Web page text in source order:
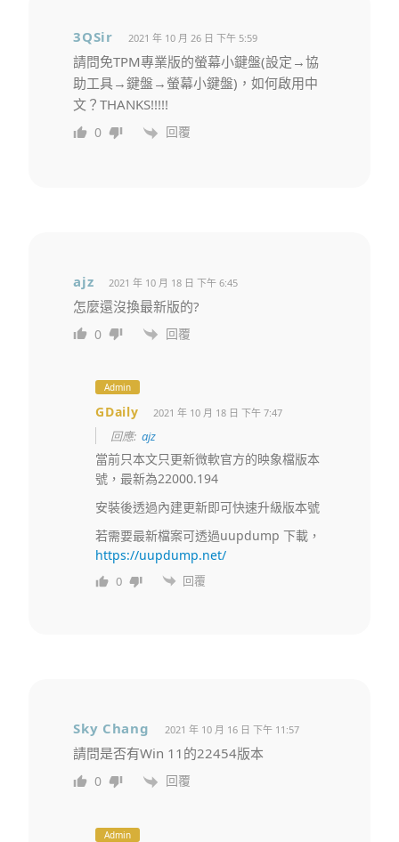
3QSir 2021 年 10 月 26 日 下午 5:59
請問免TPM專業版的螢幕小鍵盤(設定→協
助工具→鍵盤→螢幕小鍵盤)，如何啟用中
文？THANKS!!!!!
0 回覆
ajz 2021 年 10 月 18 日 下午 6:45
怎麼還沒換最新版的?
0 回覆
Admin
GDaily 2021 年 10 月 18 日 下午 7:47
回應:ajz
當前只本文只更新微軟官方的映象檔版本
號，最新為22000.194
安裝後透過內建更新即可快速升級版本號
若需要最新檔案可透過uupdump 下載，
https://uupdump.net/
0 回覆
Sky Chang 2021 年 10 月 16 日 下午 11:57
請問是否有Win 11的22454版本
0 回覆
Admin